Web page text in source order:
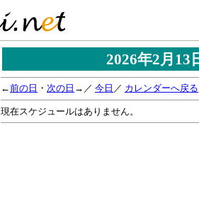
2026年2月
←前の日 ・ 次の日 →／ 今日 ／ カレンダーへ戻る
現在スケジュールはありません。